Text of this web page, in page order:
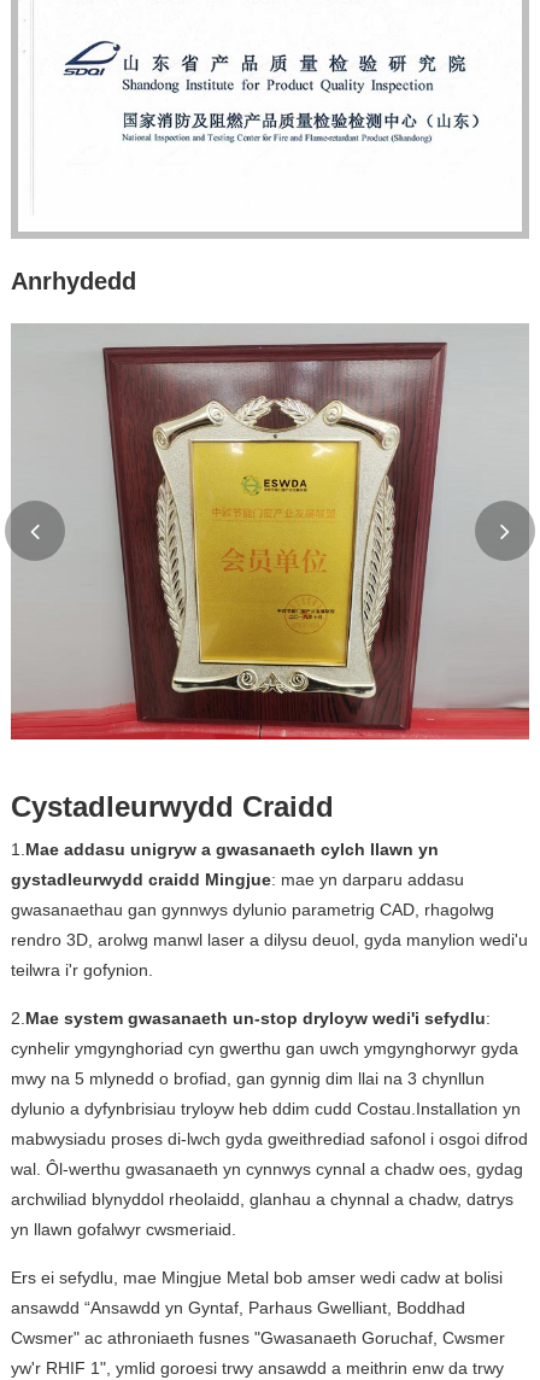
Anrhydedd
Cystadleurwydd Craidd
1.Mae addasu unigryw a gwasanaeth cylch llawn yn
gystadleurwydd craidd Mingjue: mae yn darparu addasu
gwasanaethau gan gynnwys dylunio parametrig CAD, rhagolwg
rendro 3D, arolwg manwl laser a dilysu deuol, gyda manylion wedi'u
teilwra i'r gofynion.
2.Mae system gwasanaeth un-stop dryloyw wedi'i sefydlu:
cynhelir ymgynghoriad cyn gwerthu gan uwch ymgynghorwyr gyda
mwy na 5 mlynedd o brofiad, gan gynnig dim llai na 3 chynllun
dylunio a dyfynbrisiau tryloyw heb ddim cudd Costau.Installation yn
mabwysiadu proses di-lwch gyda gweithrediad safonol i osgoi difrod
wal. Ôl-werthu gwasanaeth yn cynnwys cynnal a chadw oes, gydag
archwiliad blynyddol rheolaidd, glanhau a chynnal a chadw, datrys
yn llawn gofalwyr cwsmeriaid.
Ers ei sefydlu, mae Mingjue Metal bob amser wedi cadw at bolisi
ansawdd “Ansawdd yn Gyntaf, Parhaus Gwelliant, Boddhad
Cwsmer" ac athroniaeth fusnes "Gwasanaeth Goruchaf, Cwsmer
yw'r RHIF 1", ymlid goroesi trwy ansawdd a meithrin enw da trwy